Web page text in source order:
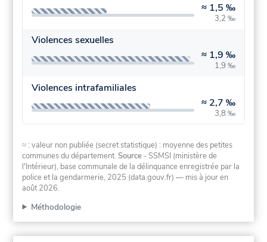
≈ 1,5 ‰
3,2 ‰
Violences sexuelles
≈ 1,9 ‰
1,9 ‰
Violences intrafamiliales
≈ 2,7 ‰
3,8 ‰
≈ : valeur non publiée (secret statistique) : moyenne des petites
communes du département.Source - SSMSI (ministère de
l'Intérieur), base communale de la délinquance enregistrée par la
police et la gendarmerie, 2025 (data.gouv.fr) — mis à jour en
août 2026.
Méthodologie